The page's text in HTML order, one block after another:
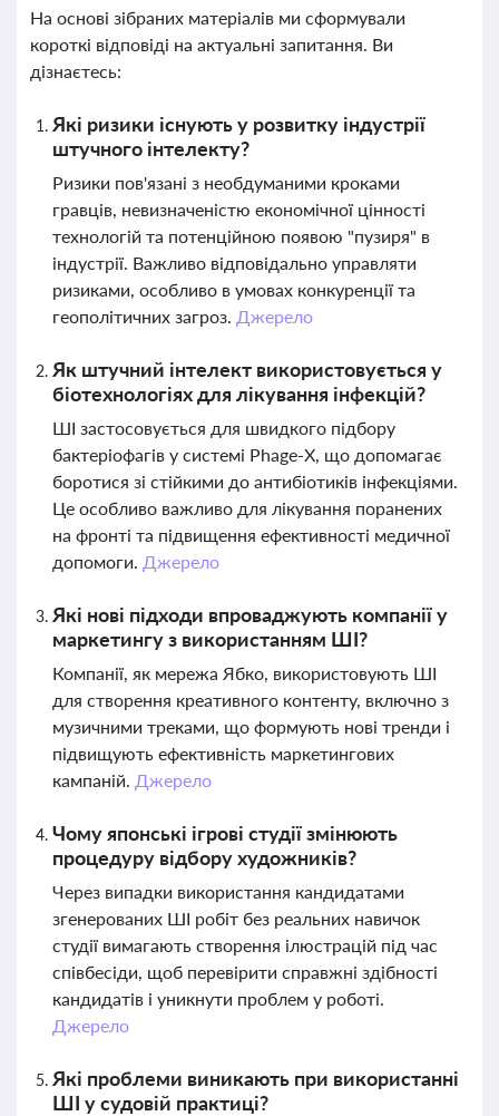
На основі зібраних матеріалів ми сформували
короткі відповіді на актуальні запитання. Ви
дізнаєтесь:
Які ризики існують у розвитку індустрії
штучного інтелекту?
Ризики пов'язані з необдуманими кроками
гравців, невизначеністю економічної цінності
технологій та потенційною появою "пузиря" в
індустрії. Важливо відповідально управляти
ризиками, особливо в умовах конкуренції та
геополітичних загроз. Джерело
Як штучний інтелект використовується у
біотехнологіях для лікування інфекцій?
ШІ застосовується для швидкого підбору
бактеріофагів у системі Phage-X, що допомагає
боротися зі стійкими до антибіотиків інфекціями.
Це особливо важливо для лікування поранених
на фронті та підвищення ефективності медичної
допомоги. Джерело
Які нові підходи впроваджують компанії у
маркетингу з використанням ШІ?
Компанії, як мережа Ябко, використовують ШІ
для створення креативного контенту, включно з
музичними треками, що формують нові тренди і
підвищують ефективність маркетингових
кампаній. Джерело
Чому японські ігрові студії змінюють
процедуру відбору художників?
Через випадки використання кандидатами
згенерованих ШІ робіт без реальних навичок
студії вимагають створення ілюстрацій під час
співбесіди, щоб перевірити справжні здібності
кандидатів і уникнути проблем у роботі.
Джерело
Які проблеми виникають при використанні
ШІ у судовій практиці?